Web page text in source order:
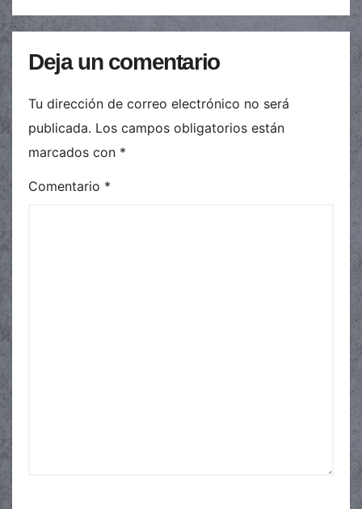
Deja un comentario
Tu dirección de correo electrónico no será
publicada. Los campos obligatorios están
marcados con *
Comentario *